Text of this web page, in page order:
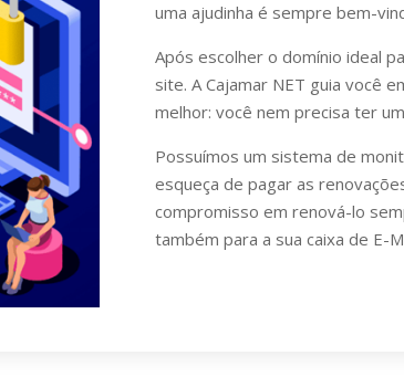
uma ajudinha é sempre bem-
Após escolher o domínio ideal
site. A Cajamar NET guia você
melhor: você nem precisa ter
Possuímos um sistema de
esqueça de pagar as
compromisso em renová-lo
também para a sua caixa de E-